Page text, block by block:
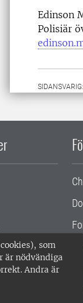
som
är nödvändiga
Andra är
Edinson
Polisiär
SIDANSVARIG: